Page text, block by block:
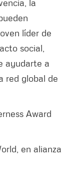
la
líder de
social,
ayudarte a
red global de
Award
en alianza